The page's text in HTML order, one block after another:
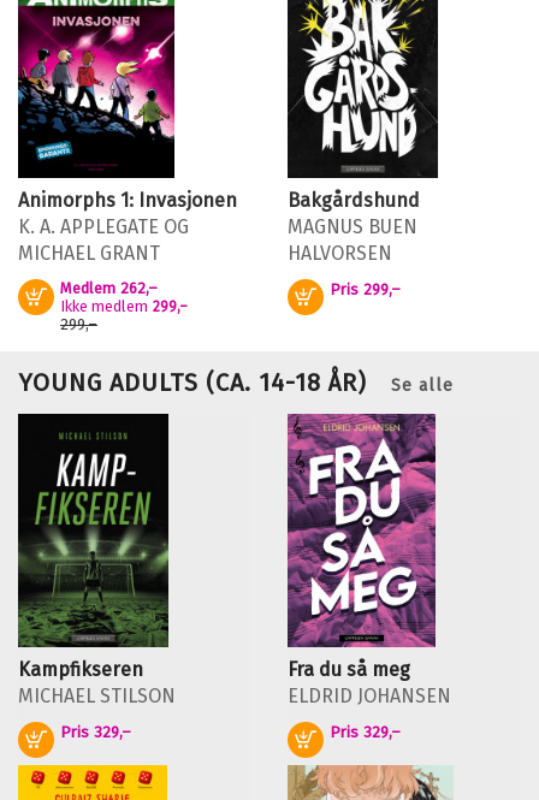
Animorphs 1: Invasjonen
K. A. APPLEGATE OG
MICHAEL GRANT
Medlem 262,–
Ikke medlem 299,–
299,–
Kjøp
Bakgårdshund
MAGNUS BUEN
HALVORSEN
Pris 299,–
Kjøp
YOUNG ADULTS (CA. 14-18 ÅR) Se alle
Kampfikseren
MICHAEL STILSON
Pris 329,–
Kjøp
Fra du så meg
ELDRID JOHANSEN
Pris 329,–
Kjøp